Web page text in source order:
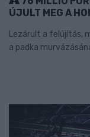
ÚJULT MEG A
Lezárult a felújítás,
a padka